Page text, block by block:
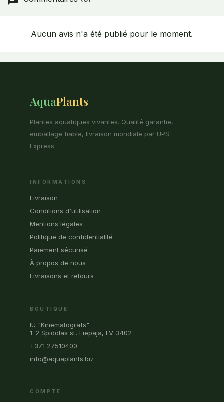
Aucun avis n'a été publié pour le moment.
AquaPlants
Plantes aquatiques vivantes. Qualité garantie,
emballage fiable, livraison mondiale par UPS
Express.
INFORMATIONS
Livraison
Conditions d'utilisation
Mentions légales
Politique de confidentialité
Paiement sécurisé
À propos de nous
Livraisons et retours
BOUTIQUE
IU "Kinematografs"
1-2 Spidolas st, Liepāja, LV-3402
+371 27510400
info@aquaplants.biz
COMPTE